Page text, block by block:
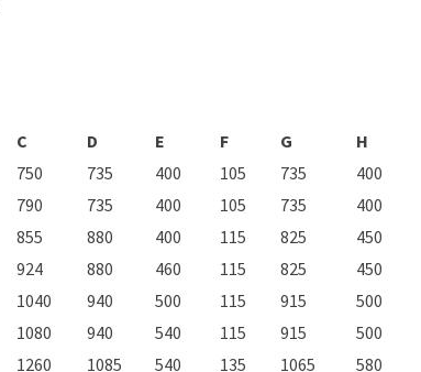
C D E F G
H
750 735 400 105 735
400
790 735 400 105 735
400
855 880 400 115 825
450
924 880 460 115 825
450
1040 940 500 115 915
500
1080 940 540 115 915
500
1260 1085 540 135 1065
580